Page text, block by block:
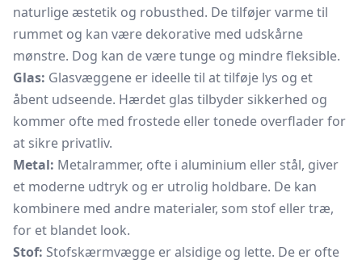
naturlige æstetik og robusthed. De tilføjer varme til
rummet og kan være dekorative med udskårne
mønstre. Dog kan de være tunge og mindre fleksible.
Glas: Glasvæggene er ideelle til at tilføje lys og et
åbent udseende. Hærdet glas tilbyder sikkerhed og
kommer ofte med frostede eller tonede overflader for
at sikre privatliv.
Metal: Metalrammer, ofte i aluminium eller stål, giver
et moderne udtryk og er utrolig holdbare. De kan
kombinere med andre materialer, som stof eller træ,
for et blandet look.
Stof: Stofskærmvægge er alsidige og lette. De er ofte